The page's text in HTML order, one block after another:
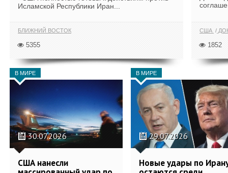
Исламской Республики Иран...
БЛИЖНИЙ ВОСТОК
5355
США
1852
В МИРЕ
30.07.2026
США нанесли
В МИРЕ
29.07.2026
Новые удары по